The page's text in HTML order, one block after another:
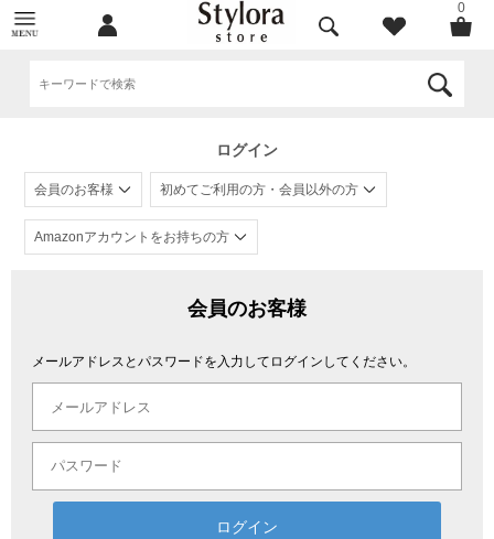
0
ログイン
会員のお客様 初めてご利用の方・会員以外の方
Amazonアカウントをお持ちの方
会員のお客様
メールアドレスとパスワードを入力してログインしてください。